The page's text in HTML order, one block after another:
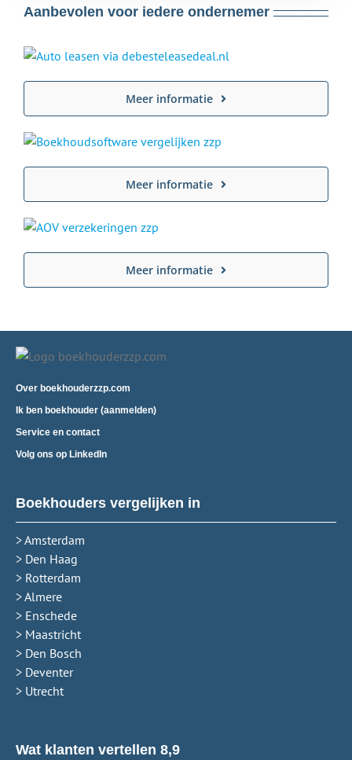
Aanbevolen voor iedere ondernemer
Meer informatie
Meer informatie
Meer informatie
Over boekhouderzzp.com
Ik ben boekhouder (aanmelden)
Service en contact
Volg ons op LinkedIn
Boekhouders vergelijken in
> Amsterdam
> Den Haag
> Rotterdam
> Almere
> Enschede
> Maastricht
> Den Bosch
> Deventer
> Utrecht
Wat klanten vertellen 8,9